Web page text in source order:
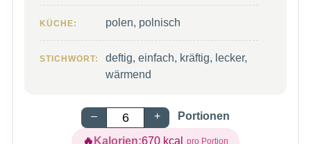
KÜCHE: polen, polnisch
STICHWORT:
deftig, einfach, kräftig, lecker,
wärmend
– + Portionen
Kalorien:670 kcal